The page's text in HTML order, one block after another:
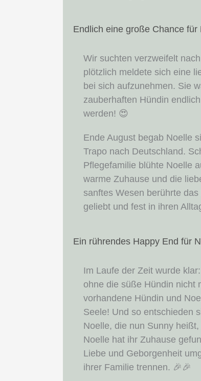
Endlich eine große Chance für
Wir suchten verzweifelt
plötzlich meldete sich eine
bei sich aufzunehmen. Sie
zauberhaften Hündin
werden! 😍
Ende August begab Noelle
Trapo nach Deutschland.
Pflegefamilie blühte Noelle
warme Zuhause und die
sanftes Wesen berührte
geliebt und fest in ihren
Ein rührendes Happy End für
Im Laufe der Zeit wurde
ohne die süße Hündin nicht
vorhandene Hündin und
Seele! Und so entschieden
Noelle, die nun Sunny
Noelle hat ihr Zuhause
Liebe und Geborgenheit
ihrer Familie trennen. 🎉🎉